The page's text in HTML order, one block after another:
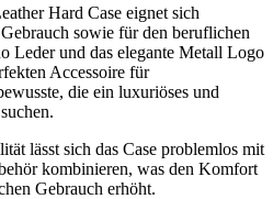
Hard Case eignet sich
sowie für den beruflichen
Leder und das elegante Metall Logo
Accessoire für
die ein luxuriöses und
lässt sich das Case problemlos mit
kombinieren, was den Komfort
Gebrauch erhöht.